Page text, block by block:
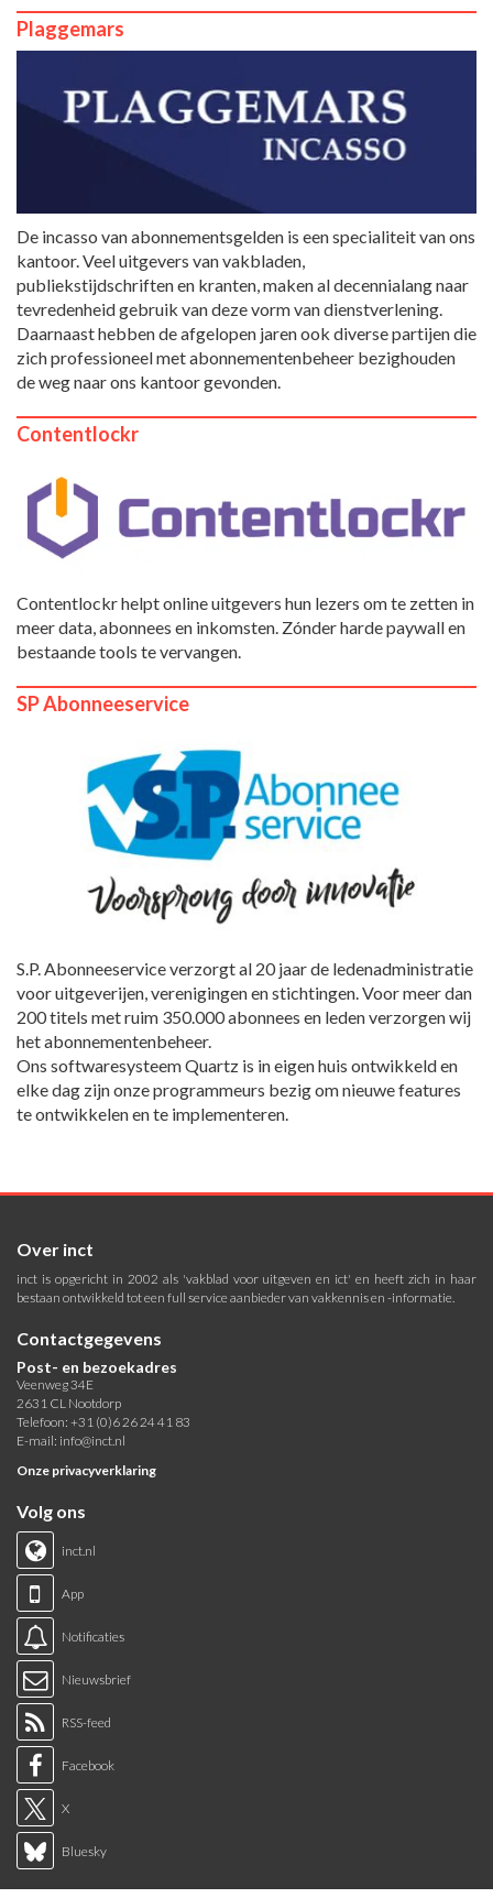
Plaggemars
De incasso van abonnementsgelden is een specialiteit van ons
kantoor. Veel uitgevers van vakbladen,
publiekstijdschriften en kranten, maken al decennialang naar
tevredenheid gebruik van deze vorm van dienstverlening.
Daarnaast hebben de afgelopen jaren ook diverse partijen die
zich professioneel met abonnementenbeheer bezighouden
de weg naar ons kantoor gevonden.
Contentlockr
Contentlockr helpt online uitgevers hun lezers om te zetten in
meer data, abonnees en inkomsten. Zónder harde paywall en
bestaande tools te vervangen.
SP Abonneeservice
S.P. Abonneeservice verzorgt al 20 jaar de ledenadministratie
voor uitgeverijen, verenigingen en stichtingen. Voor meer dan
200 titels met ruim 350.000 abonnees en leden verzorgen wij
het abonnementenbeheer.
Ons softwaresysteem Quartz is in eigen huis ontwikkeld en
elke dag zijn onze programmeurs bezig om nieuwe features
te ontwikkelen en te implementeren.
Over inct
inct is opgericht in 2002 als 'vakblad voor uitgeven en ict' en heeft zich in haar
bestaan ontwikkeld tot een full service aanbieder van vakkennis en -informatie.
Contactgegevens
Post- en bezoekadres
Veenweg 34E
2631 CL Nootdorp
Telefoon: +31 (0)6 26 24 41 83
E-mail: info@inct.nl
Onze privacyverklaring
Volg ons
inct.nl
App
Notificaties
Nieuwsbrief
RSS-feed
Facebook
X
Bluesky